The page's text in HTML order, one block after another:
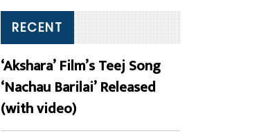
RECENT
‘Akshara’ Film’s Teej Song
‘Nachau Barilai’ Released
(with video)